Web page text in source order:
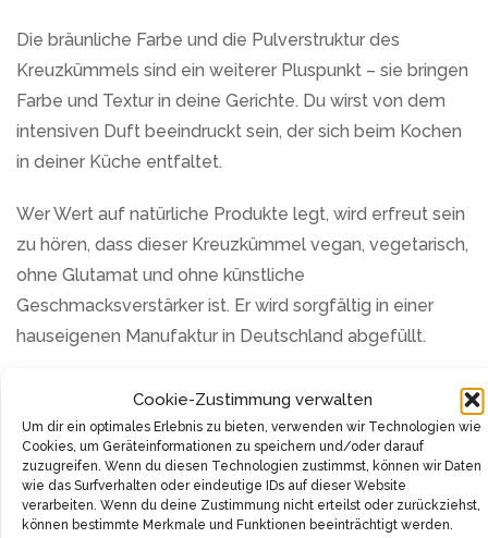
Cookie-Zustimmung verwalten
Um dir ein optimales Erlebnis zu bieten, verwenden wir Technologien wie
Cookies, um Geräteinformationen zu speichern und/oder darauf
zuzugreifen. Wenn du diesen Technologien zustimmst, können wir Daten
wie das Surfverhalten oder eindeutige IDs auf dieser Website
verarbeiten. Wenn du deine Zustimmung nicht erteilst oder zurückziehst,
können bestimmte Merkmale und Funktionen beeinträchtigt werden.
Die bräunliche Farbe und die Pulverstruktur des
Kreuzkümmels sind ein weiterer Pluspunkt – sie bringen
Farbe und Textur in deine Gerichte. Du wirst von dem
intensiven Duft beeindruckt sein, der sich beim Kochen
in deiner Küche entfaltet.
Wer Wert auf natürliche Produkte legt, wird erfreut sein
zu hören, dass dieser Kreuzkümmel vegan, vegetarisch,
ohne Glutamat und ohne künstliche
Geschmacksverstärker ist. Er wird sorgfältig in einer
hauseigenen Manufaktur in Deutschland abgefüllt.
Als ein klimaneutrales Produkt trägt es dazu bei, den
Planeten zu schützen und unseren ökologischen
Fußabdruck zu reduzieren. Es ist nicht nur ein Gewürz,
es ist ein Teil unserer Verantwortung des
verantwortungsbewussten Konsums.